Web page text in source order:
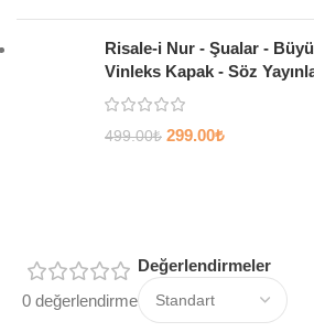
Risale-i Nur - Şualar -
Vinleks Kapak - Söz
499.00₺ 299.00₺
0 değerlendirme
Değerlendirmeler